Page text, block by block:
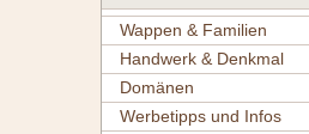
Wappen & Familien
Handwerk & Denkmal
Domänen
Werbetipps und Infos